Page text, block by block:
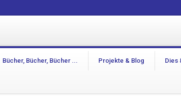
Bücher, Bücher, Bücher ... Projekte & Blog Dies